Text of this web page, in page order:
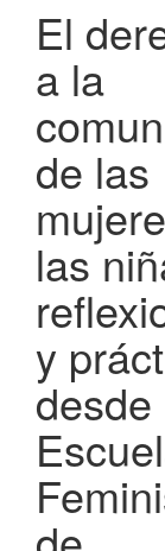
El
a la
de las
las
y
desde